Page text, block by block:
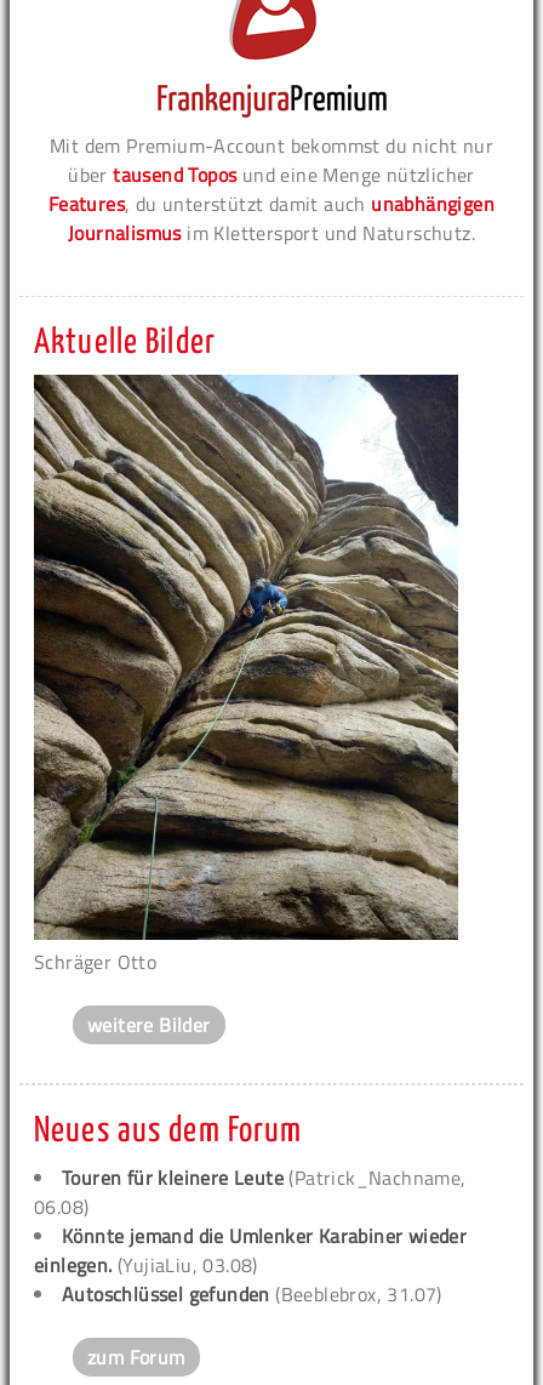
Mit dem Premium-Account bekommst du nicht nur
übertausend Toposund eine Menge nützlicher
Features, du unterstützt damit auch unabhängigen
Journalismusim Klettersport und Naturschutz.
Aktuelle Bilder
Schräger Otto
weitere Bilder
Neues aus dem Forum
Touren für kleinere Leute (Patrick_Nachname,
06.08)
Könnte jemand die Umlenker Karabiner wieder
einlegen. (YujiaLiu, 03.08)
Autoschlüssel gefunden (Beeblebrox, 31.07)
zum Forum